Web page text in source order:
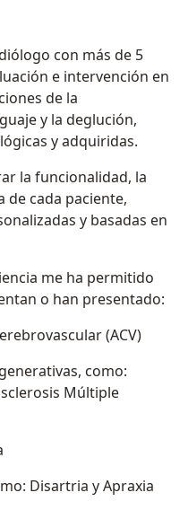
más de 5
e intervención en
de la
y la deglución,
y adquiridas.
la funcionalidad, la
de cada paciente,
y basadas en
me ha permitido
o han presentado:
(ACV)
como:
Múltiple
Disartria у Apraxia